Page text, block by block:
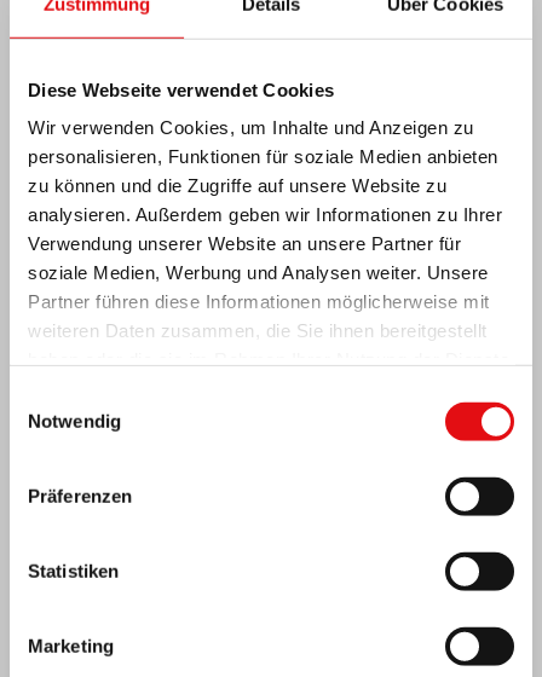
Diese Webseite verwendet Cookies
Wir verwenden Cookies, um Inhalte und Anzeigen zu
personalisieren, Funktionen für soziale Medien anbieten
zu können und die Zugriffe auf unsere Website zu
analysieren. Außerdem geben wir Informationen zu Ihrer
Verwendung unserer Website an unsere Partner für
soziale Medien, Werbung und Analysen weiter. Unsere
Partner führen diese Informationen möglicherweise mit
weiteren Daten zusammen, die Sie ihnen bereitgestellt
Notwendig
Präferenzen
Statistiken
Marketing
MEXIKO: OCD-PLENARVERSAMMLUNG
Carmeli“